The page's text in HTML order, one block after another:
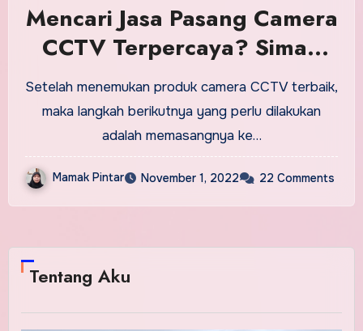
Mencari Jasa Pasang Camera
CCTV Terpercaya? Simak
Tips dan Triknya!
Setelah menemukan produk camera CCTV terbaik,
maka langkah berikutnya yang perlu dilakukan
adalah memasangnya ke…
Mamak Pintar November 1, 2022 22 Comments
Tentang Aku